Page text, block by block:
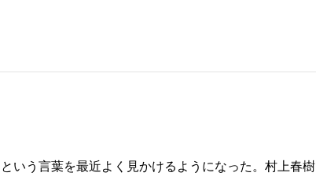
いう言葉を最近よく見かけるようになった。村上春樹